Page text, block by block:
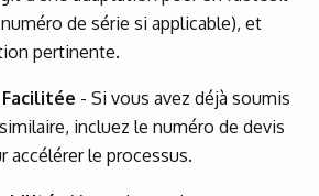
de série si applicable), et
pertinente.
- Si vous avez déjà soumis
incluez le numéro de devis
accélérer le processus.